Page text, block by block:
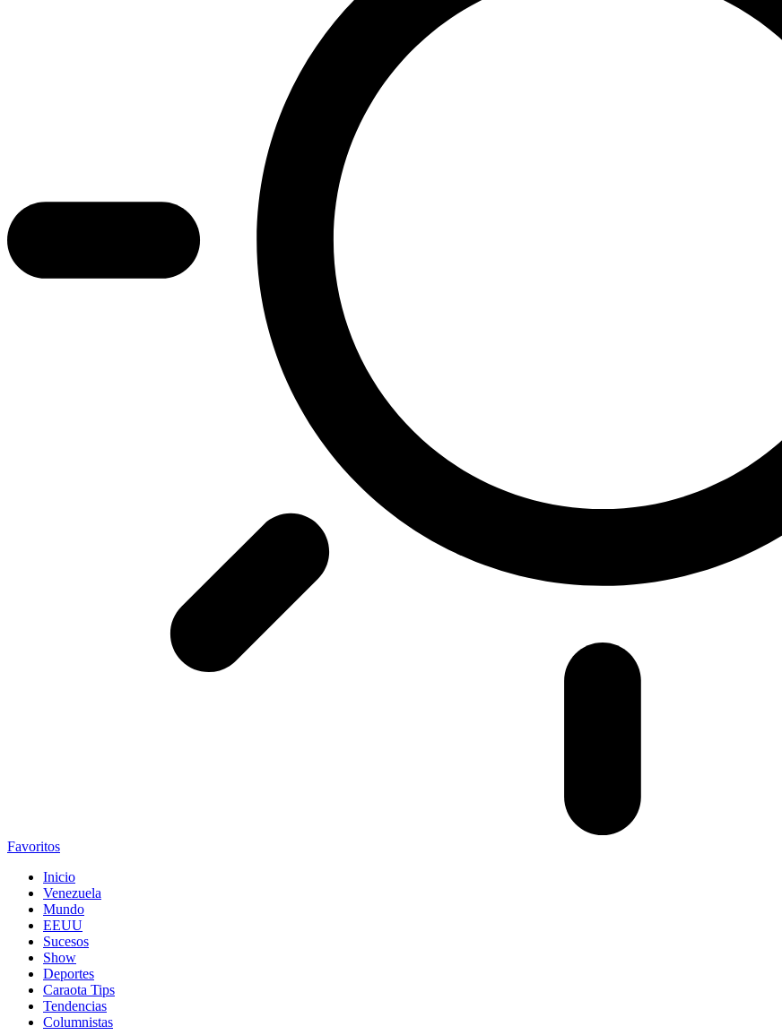
Favoritos
Inicio
Venezuela
Mundo
EEUU
Sucesos
Show
Deportes
Caraota Tips
Tendencias
Columnistas